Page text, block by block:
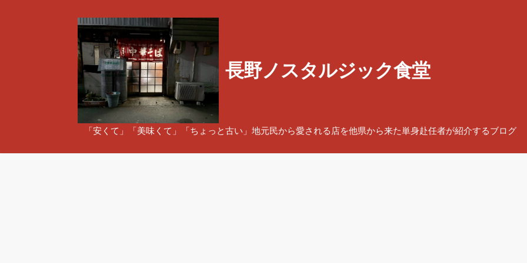
長野ノスタルジック食堂
「安くて」「美味くて」「ちょっと古い」地元民から愛される店を他県から来た単身赴任者が紹介するブログ